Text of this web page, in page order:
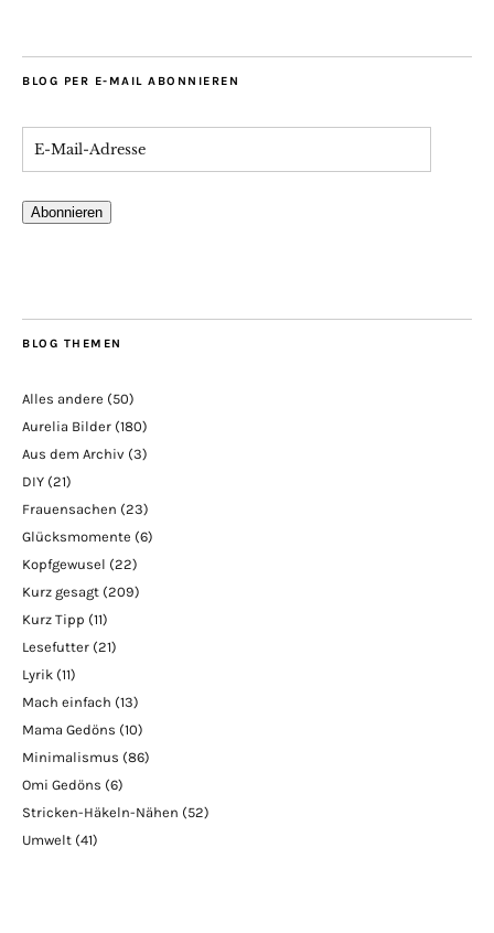
BLOG PER E-MAIL ABONNIEREN
Abonnieren
BLOG THEMEN
Alles andere (50)
Aurelia Bilder (180)
Aus dem Archiv (3)
DIY (21)
Frauensachen (23)
Glücksmomente (6)
Kopfgewusel (22)
Kurz gesagt (209)
Kurz Tipp (11)
Lesefutter (21)
Lyrik (11)
Mach einfach (13)
Mama Gedöns (10)
Minimalismus (86)
Omi Gedöns (6)
Stricken-Häkeln-Nähen (52)
Umwelt (41)